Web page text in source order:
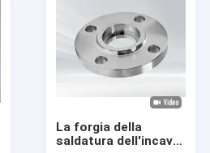
La forgia della
saldatura dell'incavo